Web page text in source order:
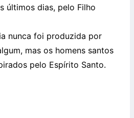
últimos dias, pelo Filho
nunca foi produzida por
mas os homens santos
pelo Espírito Santo.